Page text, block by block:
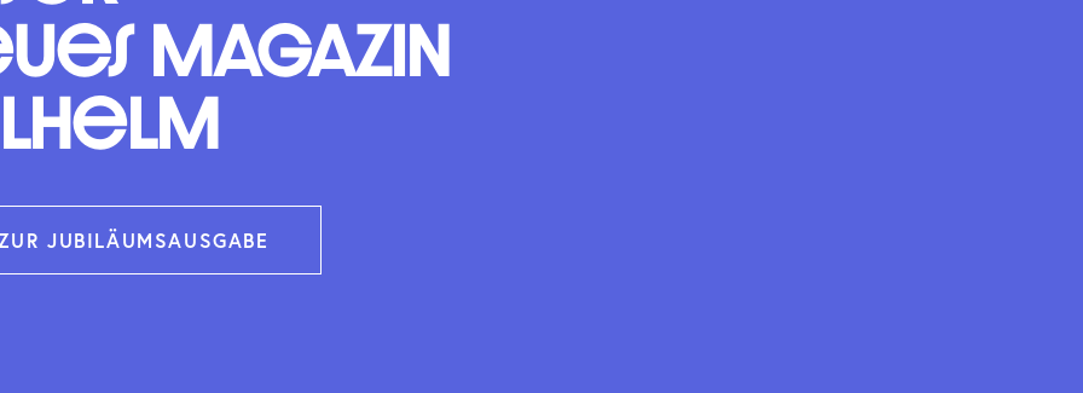
Magazin
JUBILÄUMSAUSGABE